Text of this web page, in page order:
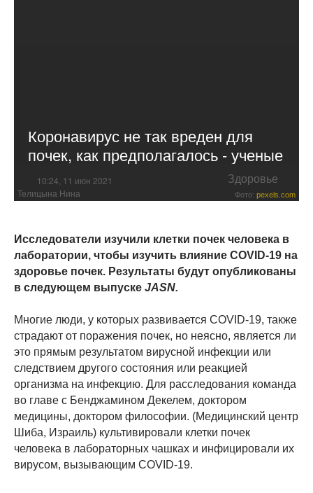
Коронавирус не так вреден для
почек, как предполагалось - ученые
10:24, 11 июн 2021 Здоровье
Телицына Нина Фото: pexels.com
Исследователи изучили клетки почек человека в
лаборатории, чтобы изучить влияние COVID-19 на
здоровье почек. Результаты будут опубликованы
в следующем выпуске JASN.
Многие люди, у которых развивается COVID-19, также
страдают от поражения почек, но неясно, является ли
это прямым результатом вирусной инфекции или
следствием другого состояния или реакцией
организма на инфекцию. Для расследования команда
во главе с Бенджамином Декелем, доктором
медицины, доктором философии. (Медицинский центр
Шиба, Израиль) культивировали клетки почек
человека в лабораторных чашках и инфицировали их
вирусом, вызывающим COVID-19.